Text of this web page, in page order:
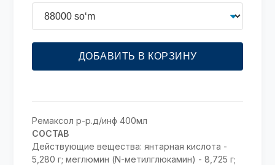
ДОБАВИТЬ В КОРЗИНУ
Ремаксол р-р.д/инф 400мл
СОСТАВ
Действующие вещества: янтарная кислота -
5,280 г; меглюмин (N-метилглюкамин) - 8,725 г;